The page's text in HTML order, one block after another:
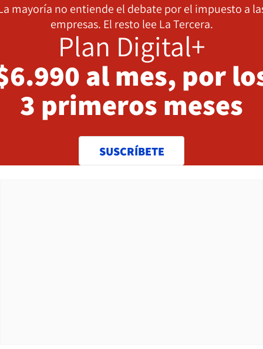
mayoría no entiende el debate por el impuesto a
empresas. El resto lee La Tercera.
Plan Digital+
al mes, por
3 primeros meses
SUSCRÍBETE